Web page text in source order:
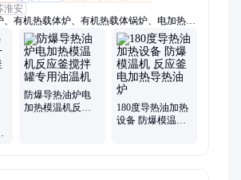
淮安
、有机热载体炉、有机热载体锅炉、电加热
、导热油电加热炉、防爆电加热油炉、电加热
、导热油模温机、电导热油锅炉、防爆模温
防爆导热油炉、防爆导热油锅炉、电加热导热
热导热油炉、油温机、冷热一体机、温度控制
防爆导热油炉电
加热模温机反应
180度导热油加热
设备 防爆模温机